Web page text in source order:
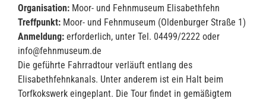
Organisation: Moor- und Fehnmuseum Elisabethfehn
Treffpunkt: Moor- und Fehnmuseum (Oldenburger Straße 1)
Anmeldung: erforderlich, unter Tel. 04499/2222 oder
info@fehnmuseum.de
Die geführte Fahrradtour verläuft entlang des
Elisabethfehnkanals. Unter anderem ist ein Halt beim
Torfkokswerk eingeplant. Die Tour findet in gemäßigtem